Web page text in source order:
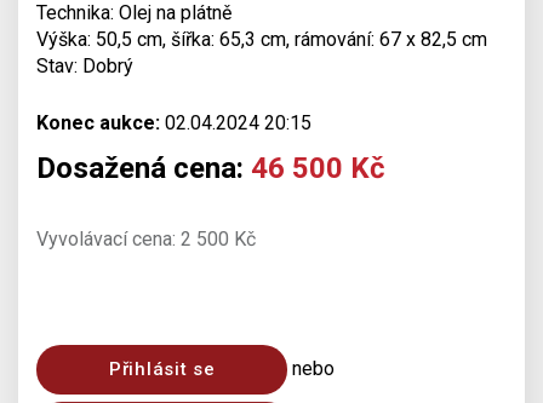
Technika: Olej na plátně
Výška: 50,5 cm, šířka: 65,3 cm, rámování: 67 x 82,5 cm
Stav: Dobrý
Konec aukce: 02.04.2024 20:15
Dosažená cena: 46 500 Kč
Vyvolávací cena: 2 500 Kč
Přihlásit se nebo